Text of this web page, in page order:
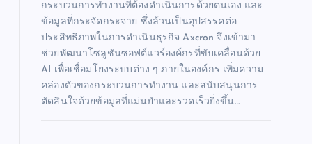
กระบวนการทำงานที่ต้องดำเนินการด้วยตนเอง และ
ข้อมูลที่กระจัดกระจาย ซึ่งล้วนเป็นอุปสรรคต่อ
ประสิทธิภาพในการดำเนินธุรกิจ Axcron จึงเข้ามา
ช่วยพัฒนาโซลูชันซอฟต์แวร์องค์กรที่ขับเคลื่อนด้วย
AI เพื่อเชื่อมโยงระบบต่าง ๆ ภายในองค์กร เพิ่มความ
คล่องตัวของกระบวนการทำงาน และสนับสนุนการ
ตัดสินใจด้วยข้อมูลที่แม่นยำและรวดเร็วยิ่งขึ้น…